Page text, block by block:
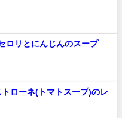
ロリとにんじんのスープ
トローネ(トマトスープ)のレ